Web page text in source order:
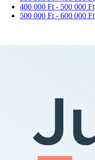
400 000 Ft - 500 000 Ft
500 000 Ft - 600 000 Ft